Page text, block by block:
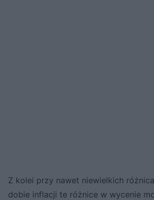
Z kolei przy nawet niewielkich
dobie inflacji te różnice w wycenie